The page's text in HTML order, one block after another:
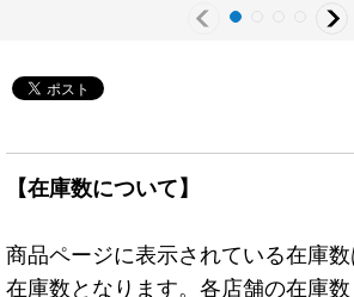
【在庫数について】
商品ページに表示されている在庫
在庫数となります。各店舗の在庫